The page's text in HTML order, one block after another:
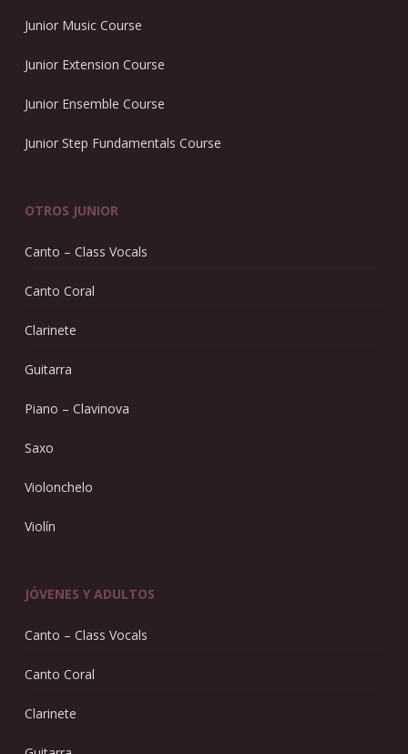
Junior Music Course
Junior Extension Course
Junior Ensemble Course
Junior Step Fundamentals Course
OTROS JUNIOR
Canto – Class Vocals
Canto Coral
Clarinete
Guitarra
Piano – Clavinova
Saxo
Violonchelo
Violín
JÓVENES Y ADULTOS
Canto – Class Vocals
Canto Coral
Clarinete